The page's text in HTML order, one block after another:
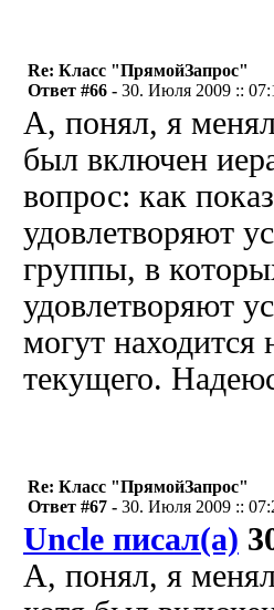
Re: Класс "ПрямойЗапрос"
Ответ #66 - 30. Июля 2009 ::
А, понял, я
был включен
вопрос: как
удовлетворяют
группы, в
удовлетворяют
могут находится
текущего.
Re: Класс "ПрямойЗапрос"
Ответ #67 - 30. Июля 2009 ::
Uncle писал(а)
А, понял, я